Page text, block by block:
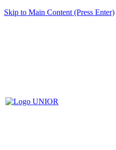
Skip to Main Content (Press Enter)